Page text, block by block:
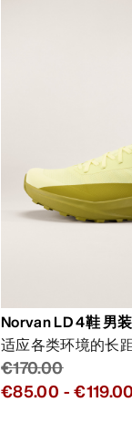
Norvan LD 4鞋 男装
适应各类环境的长
€170.00
€85.00 -